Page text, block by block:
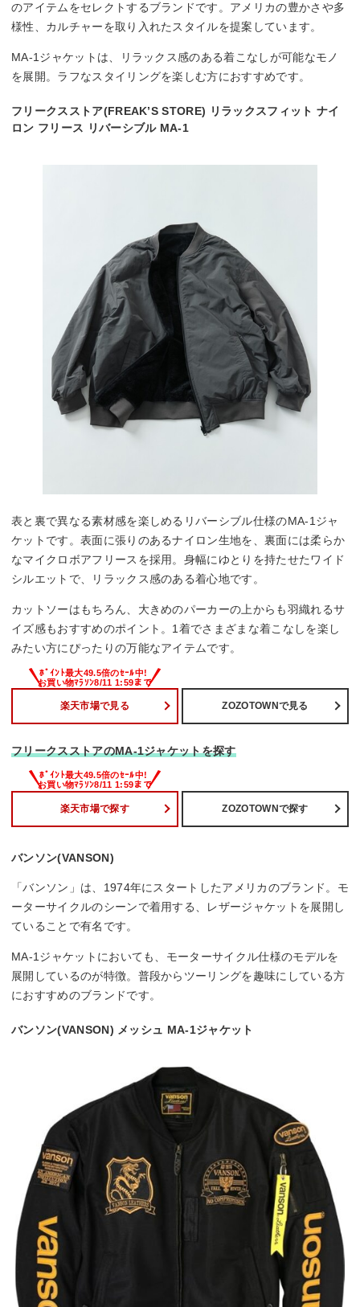
のアイテムをセレクトするブランドです。アメリカの豊かさや多
様性、カルチャーを取り入れたスタイルを提案しています。
MA-1ジャケットは、リラックス感のある着こなしが可能なモノ
を展開。ラフなスタイリングを楽しむ方におすすめです。
フリークスストア(FREAK’S STORE) リラックスフィット ナイ
ロン フリース リバーシブル MA-1
表と裏で異なる素材感を楽しめるリバーシブル仕様のMA-1ジャ
ケットです。表面に張りのあるナイロン生地を、裏面には柔らか
なマイクロボアフリースを採用。身幅にゆとりを持たせたワイド
シルエットで、リラックス感のある着心地です。
カットソーはもちろん、大きめのパーカーの上からも羽織れるサ
イズ感もおすすめのポイント。1着でさまざまな着こなしを楽し
みたい方にぴったりの万能なアイテムです。
楽天市場で見る ZOZOTOWNで見る
フリークスストアのMA-1ジャケットを探す
楽天市場で探す ZOZOTOWNで探す
バンソン(VANSON)
「バンソン」は、1974年にスタートしたアメリカのブランド。モ
ーターサイクルのシーンで着用する、レザージャケットを展開し
ていることで有名です。
MA-1ジャケットにおいても、モーターサイクル仕様のモデルを
展開しているのが特徴。普段からツーリングを趣味にしている方
におすすめのブランドです。
バンソン(VANSON) メッシュ MA-1ジャケット